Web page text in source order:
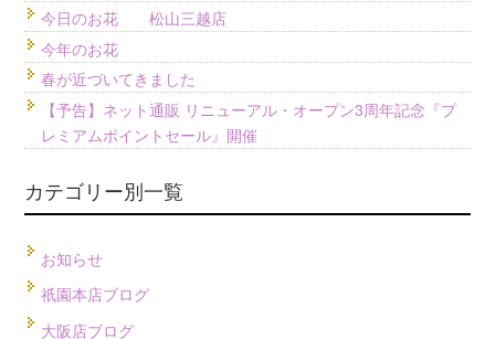
今日のお花 松山三越店
今年のお花
春が近づいてきました
【予告】ネット通販 リニューアル・オープン3周年記念『プ
レミアムポイントセール』開催
カテゴリー別一覧
お知らせ
祇園本店ブログ
大阪店ブログ